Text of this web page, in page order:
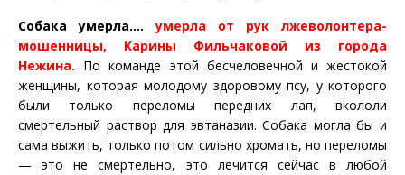
Собака умерла…. умерла от рук лжеволонтера-
мошенницы, Карины Фильчаковой из города
Нежина. По команде этой бесчеловечной и жестокой
женщины, которая молодому здоровому псу, у которого
были только переломы передних лап, вкололи
смертельный раствор для эвтаназии. Собака могла бы и
сама выжить, только потом сильно хромать, но переломы
— это не смертельно, это лечится сейчас в любой